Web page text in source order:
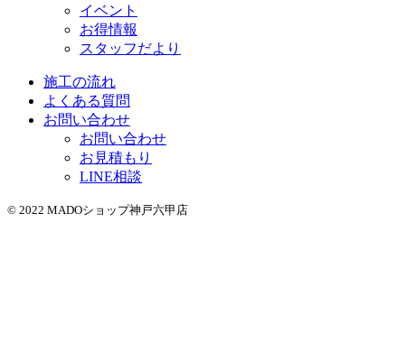
イベント
お得情報
スタッフだより
施工の流れ
よくある質問
お問い合わせ
お問い合わせ
お見積もり
LINE相談
© 2022 MADOショップ神戸六甲店